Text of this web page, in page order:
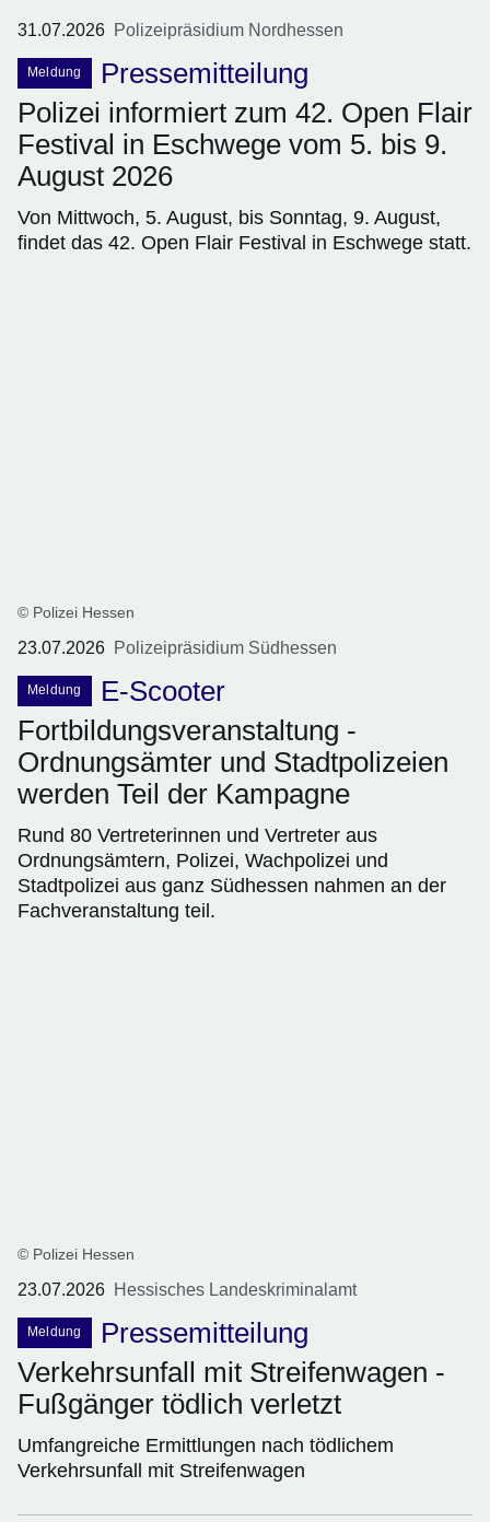
31.07.2026 Polizeipräsidium Nordhessen
Meldung
Pressemitteilung
Polizei informiert zum 42. Open Flair
Festival in Eschwege vom 5. bis 9.
August 2026
Von Mittwoch, 5. August, bis Sonntag, 9. August,
findet das 42. Open Flair Festival in Eschwege statt.
© Polizei Hessen
23.07.2026 Polizeipräsidium Südhessen
Meldung
E-Scooter
Fortbildungsveranstaltung -
Ordnungsämter und Stadtpolizeien
werden Teil der Kampagne
Rund 80 Vertreterinnen und Vertreter aus
Ordnungsämtern, Polizei, Wachpolizei und
Stadtpolizei aus ganz Südhessen nahmen an der
Fachveranstaltung teil.
© Polizei Hessen
23.07.2026 Hessisches Landeskriminalamt
Meldung
Pressemitteilung
Verkehrsunfall mit Streifenwagen -
Fußgänger tödlich verletzt
Umfangreiche Ermittlungen nach tödlichem
Verkehrsunfall mit Streifenwagen